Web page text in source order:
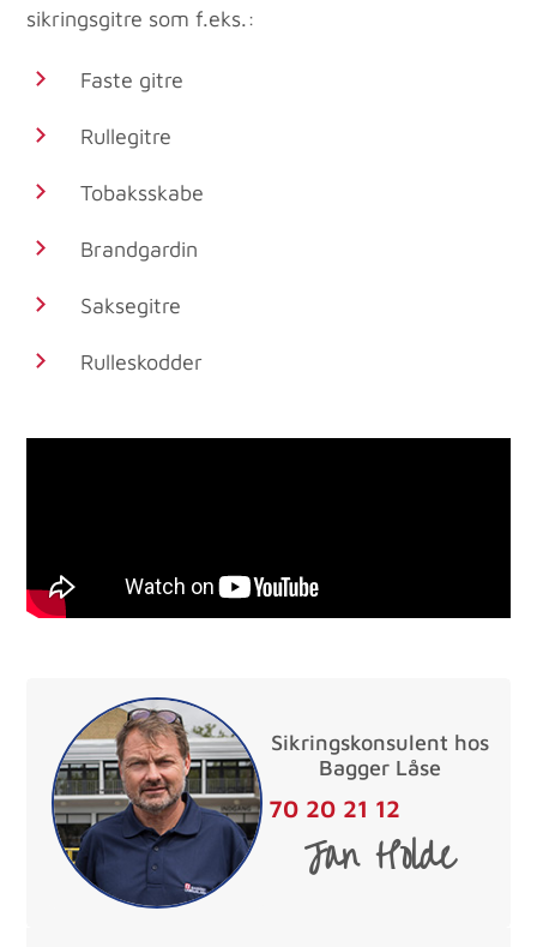
sikringsgitre som f.eks.:
Faste gitre
Rullegitre
Tobaksskabe
Brandgardin
Saksegitre
Rulleskodder
Sikringskonsulent hos
Bagger Låse
70 20 21 12
Jan Holde